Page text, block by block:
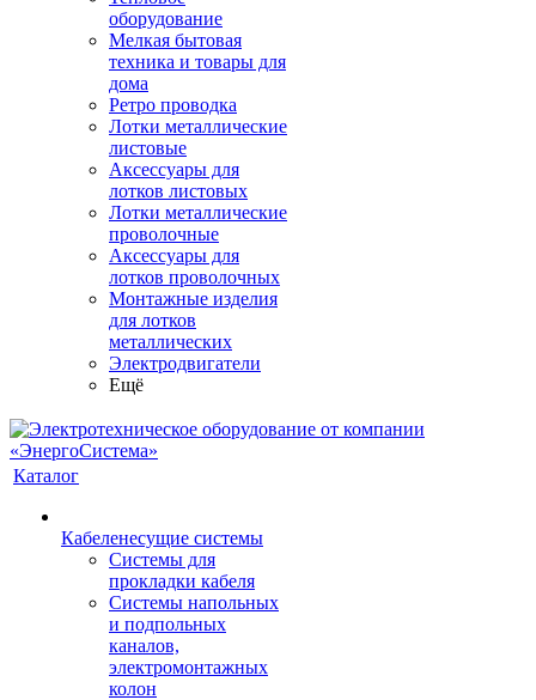
оборудование
Мелкая бытовая
техника и товары для
дома
Ретро проводка
Лотки металлические
листовые
Аксессуары для
лотков листовых
Лотки металлические
проволочные
Аксессуары для
лотков проволочных
Монтажные изделия
для лотков
металлических
Электродвигатели
Ещё
Каталог
Кабеленесущие системы
Системы для
прокладки кабеля
Системы напольных
и подпольных
каналов,
электромонтажных
колон